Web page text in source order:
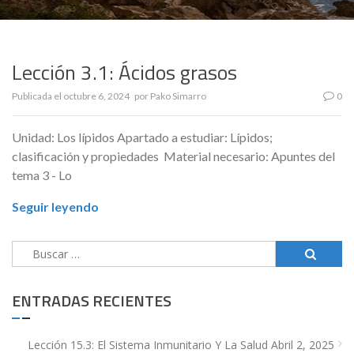
Lección 3.1: Ácidos grasos
Publicada el octubre 6, 2024 por Pako Simarro 0
Unidad: Los lípidos Apartado a estudiar: Lípidos;
clasificación y propiedades Material necesario: Apuntes del
tema 3 - Lo
Seguir leyendo
Buscar:
ENTRADAS RECIENTES
Lección 15.3: El Sistema Inmunitario Y La Salud Abril 2, 2025